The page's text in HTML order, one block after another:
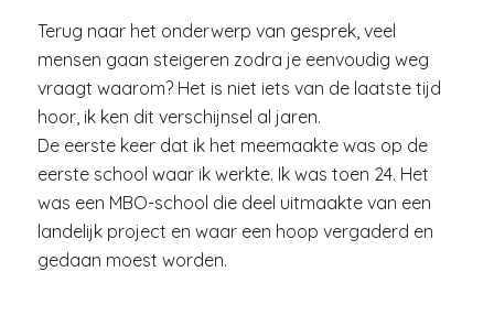
Terug naar het onderwerp van gesprek, veel
mensen gaan steigeren zodra je eenvoudig weg
vraagt waarom? Het is niet iets van de laatste tijd
hoor, ik ken dit verschijnsel al jaren.
De eerste keer dat ik het meemaakte was op de
eerste school waar ik werkte. Ik was toen 24. Het
was een MBO-school die deel uitmaakte van een
landelijk project en waar een hoop vergaderd en
gedaan moest worden.